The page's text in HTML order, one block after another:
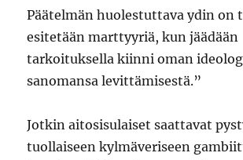
Päätelmän huolestuttava ydin on
esitetään marttyyriä, kun jäädään
tarkoituksella kiinni oman
sanomansa levittämisestä.”
Jotkin aitosisulaiset saattavat
tuollaiseen kylmäveriseen